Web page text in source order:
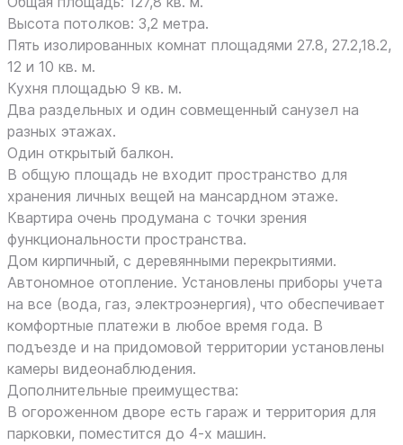
Высота потолков: 3,2 метра.
Пять изолированных комнат площадями 27.8, 27.2,18.2,
12 и 10 кв. м.
Кухня площадью 9 кв. м.
Два раздельных и один совмещенный санузел на
разных этажах.
Один открытый балкон.
В общую площадь не входит пространство для
хранения личных вещей на мансардном этаже.
Квартира очень продумана с точки зрения
функциональности пространства.
Дом кирпичный, с деревянными перекрытиями.
Автономное отопление. Установлены приборы учета
на все (вода, газ, электроэнергия), что обеспечивает
комфортные платежи в любое время года. В
подъезде и на придомовой территории установлены
камеры видеонаблюдения.
Дополнительные преимущества:
В огороженном дворе есть гараж и территория для
парковки, поместится до 4-х машин.